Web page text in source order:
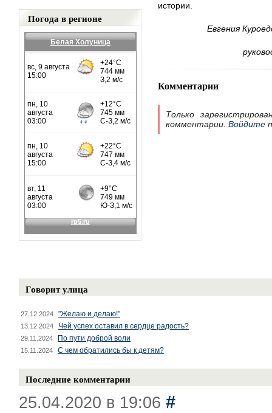
Погода в регионе
Белая Холуница
истории.
Евгения
Комментарии
Только
комментарии. Войдите
Говорит улица
27.12.2024 "Желаю и делаю!"
13.12.2024 Чей успех оставил в сердце радость?
29.11.2024 По пути доброй воли
15.11.2024 С чем обратились бы к детям?
Последние комментарии
25.04.2020 в 19:06 #